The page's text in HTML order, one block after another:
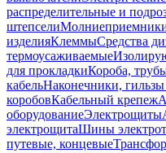
распределительные и
штепсели
изделияКлеммыСредства
термоусаживаемые
для прокладкиКороба,
кабельНаконечники,
коробовКабельный крепеж
оборудованиеЭлектрощиты
электрощитаШины
путевые, концевые